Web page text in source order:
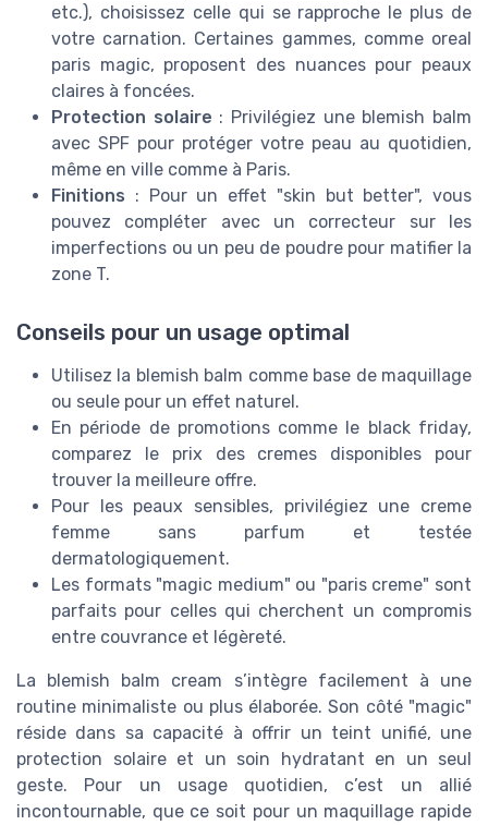
etc.), choisissez celle qui se rapproche le plus de
votre carnation. Certaines gammes, comme oreal
paris magic, proposent des nuances pour peaux
claires à foncées.
Protection solaire : Privilégiez une blemish balm
avec SPF pour protéger votre peau au quotidien,
même en ville comme à Paris.
Finitions : Pour un effet "skin but better", vous
pouvez compléter avec un correcteur sur les
imperfections ou un peu de poudre pour matifier la
zone T.
Conseils pour un usage optimal
Utilisez la blemish balm comme base de maquillage
ou seule pour un effet naturel.
En période de promotions comme le black friday,
comparez le prix des cremes disponibles pour
trouver la meilleure offre.
Pour les peaux sensibles, privilégiez une creme
femme sans parfum et testée
dermatologiquement.
Les formats "magic medium" ou "paris creme" sont
parfaits pour celles qui cherchent un compromis
entre couvrance et légèreté.
La blemish balm cream s’intègre facilement à une
routine minimaliste ou plus élaborée. Son côté "magic"
réside dans sa capacité à offrir un teint unifié, une
protection solaire et un soin hydratant en un seul
geste. Pour un usage quotidien, c’est un allié
incontournable, que ce soit pour un maquillage rapide